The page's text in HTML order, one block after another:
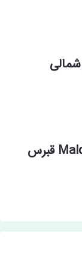
پروژه Maldive homes قبرس